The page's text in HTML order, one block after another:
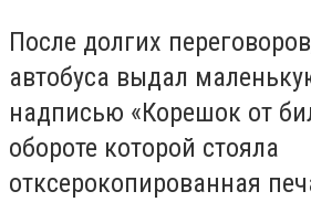
После долгих
автобуса выдал
надписью «Корешок от
обороте которой стояла
отксерокопированная